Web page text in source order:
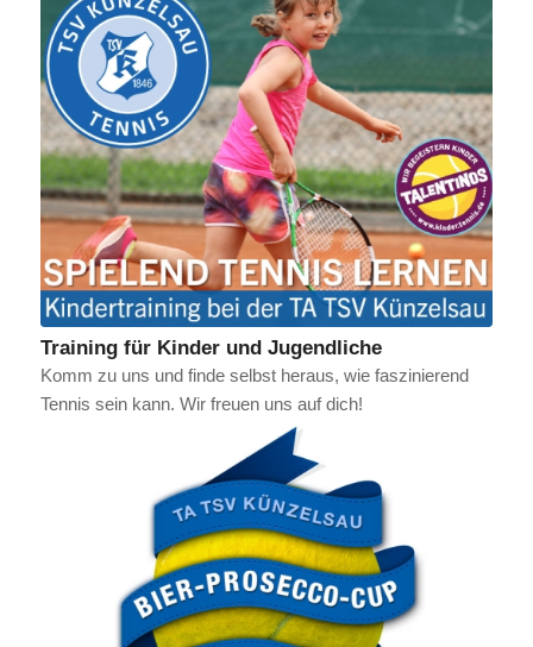
Training für Kinder und Jugendliche
Komm zu uns und finde selbst heraus, wie faszinierend
Tennis sein kann. Wir freuen uns auf dich!